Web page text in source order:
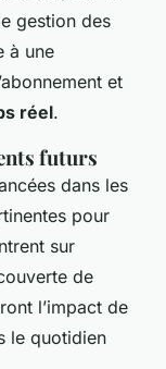
gestion des
à une
et
réel.
futurs
dans les
pour
sur
de
l’impact de
le quotidien